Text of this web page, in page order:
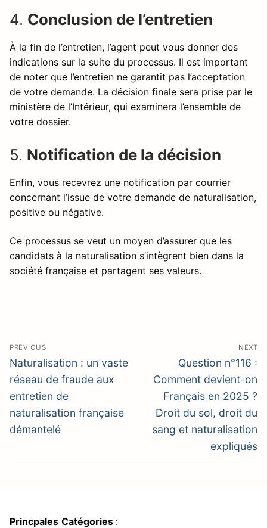
4. Conclusion de l’entretien
À la fin de l’entretien, l’agent peut vous donner des
indications sur la suite du processus. Il est important
de noter que l’entretien ne garantit pas l’acceptation
de votre demande. La décision finale sera prise par le
ministère de l’Intérieur, qui examinera l’ensemble de
votre dossier.
5. Notification de la décision
Enfin, vous recevrez une notification par courrier
concernant l’issue de votre demande de naturalisation,
positive ou négative.
Ce processus se veut un moyen d’assurer que les
candidats à la naturalisation s’intègrent bien dans la
société française et partagent ses valeurs.
Navigation
de
l’article
PREVIOUS
Previous
post:
Naturalisation : un vaste
réseau de fraude aux
entretien de
naturalisation française
démantelé
NEXT
Next
post:
Question n°116 :
Comment devient-on
Français en 2025 ?
Droit du sol, droit du
sang et naturalisation
expliqués
Princpales Catégories :